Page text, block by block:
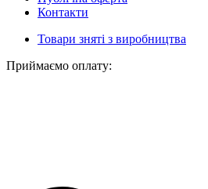
Контакти
Товари зняті з виробництва
Приймаємо оплату: